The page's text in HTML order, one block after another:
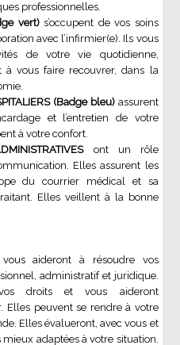
professionnelles.
vert)s’occupent de vos soins
avec l’infirmier(e). Ils vous
de votre vie quotidienne,
vous faire recouvrer, dans la
(Badge bleu)assurent
et l’entretien de votre
à votre confort.
ont un rôle
Elles assurent les
du courrier médical et sa
Elles veillent à la bonne
aideront à résoudre vos
administratif et juridique.
droits et vous aideront
Elles peuvent se rendre à votre
Elles évalueront, avec vous et
adaptées à votre situation.